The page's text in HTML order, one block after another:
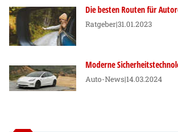
Die besten Routen für
Ratgeber|31.01.2023
Moderne
Auto-News|14.03.2024